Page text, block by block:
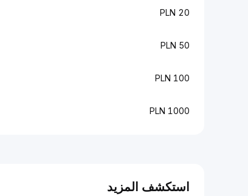
20 PLN
50 PLN
100 PLN
1000 PLN
استكشف المزيد